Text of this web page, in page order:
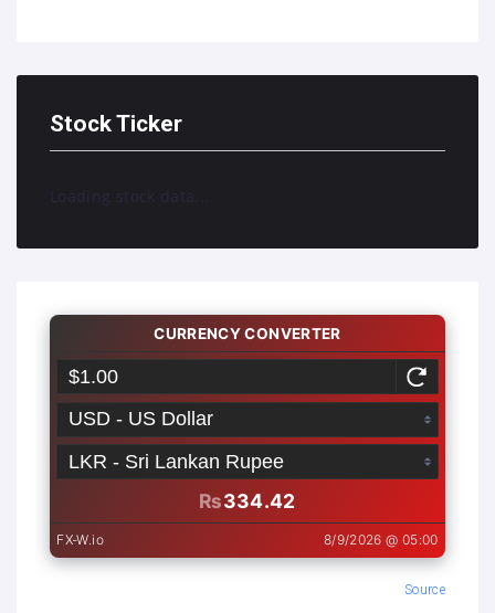
Stock Ticker
Loading stock data...
Source